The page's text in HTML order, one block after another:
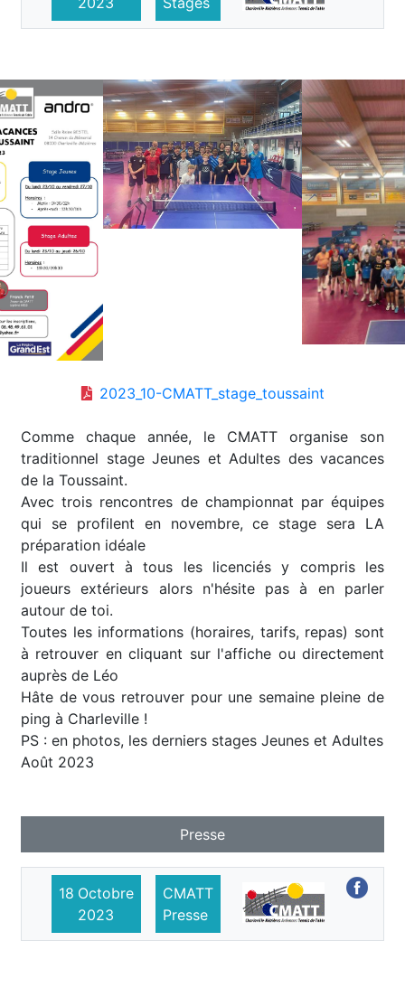
2023_10-CMATT_stage_toussaint
Comme chaque année, le CMATT organise son
traditionnel stage Jeunes et Adultes des vacances
de la Toussaint.
Avec trois rencontres de championnat par équipes
qui se profilent en novembre, ce stage sera LA
préparation idéale
Il est ouvert à tous les licenciés y compris les
joueurs extérieurs alors n'hésite pas à en parler
autour de toi.
Toutes les informations (horaires, tarifs, repas) sont
à retrouver en cliquant sur l'affiche ou directement
auprès de Léo
Hâte de vous retrouver pour une semaine pleine de
ping à Charleville !
PS : en photos, les derniers stages Jeunes et Adultes
Août 2023
Presse
18 Octobre
2023
CMATT
Presse